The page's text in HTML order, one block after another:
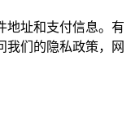
地址和支付信息。有
我们的隐私政策，网